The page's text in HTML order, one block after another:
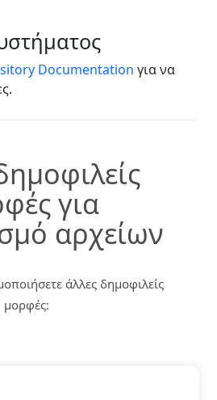
Documentation για να
για
αρχείων
άλλες δημοφιλείς
μορφές: